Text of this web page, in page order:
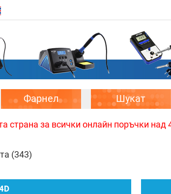
Фарнел Шукат
страна за всички онлайн поръчки
(343)